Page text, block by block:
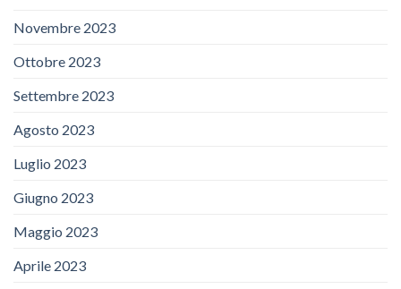
Novembre 2023
Ottobre 2023
Settembre 2023
Agosto 2023
Luglio 2023
Giugno 2023
Maggio 2023
Aprile 2023